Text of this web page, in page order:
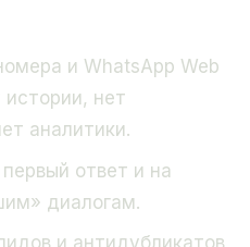
и WhatsApp Web
истории, нет
аналитики.
ответ и на
диалогам.